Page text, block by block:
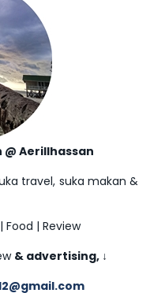
Aerillhassan
travel, suka makan &
| Review
& advertising, ↓